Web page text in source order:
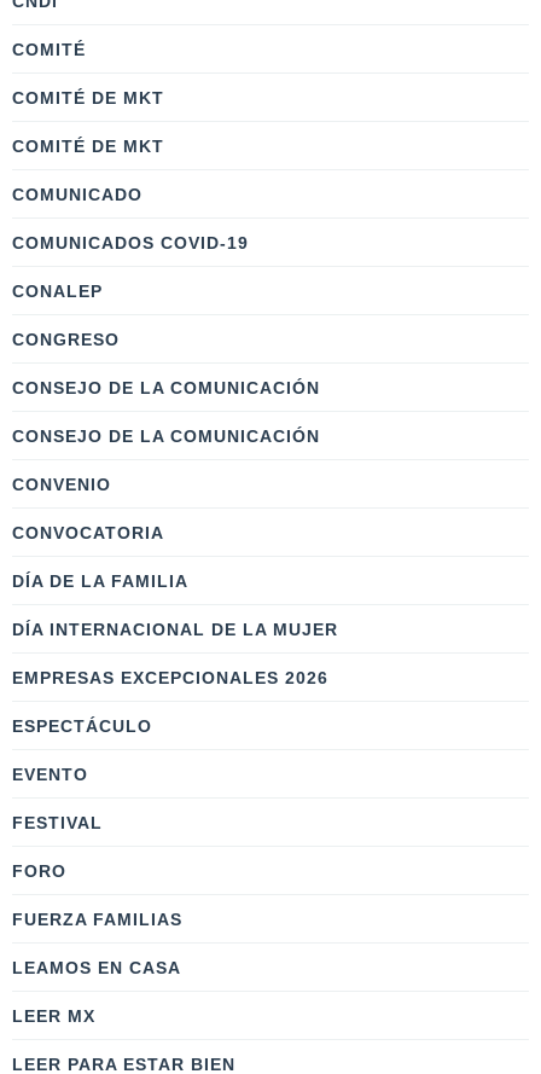
COMITÉ
COMITÉ DE MKT
COMITÉ DE MKT
COMUNICADO
COMUNICADOS COVID-19
CONALEP
CONGRESO
CONSEJO DE LA COMUNICACIÓN
CONSEJO DE LA COMUNICACIÓN
CONVENIO
CONVOCATORIA
DÍA DE LA FAMILIA
DÍA INTERNACIONAL DE LA MUJER
EMPRESAS EXCEPCIONALES 2026
ESPECTÁCULO
EVENTO
FESTIVAL
FORO
FUERZA FAMILIAS
LEAMOS EN CASA
LEER MX
LEER PARA ESTAR BIEN